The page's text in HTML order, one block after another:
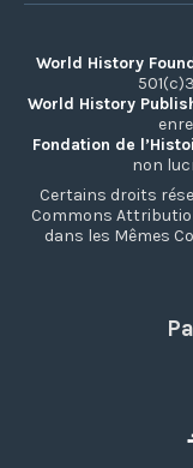
World History
World History
Fondation de
non
Certains droits
Commons
dans les Mêmes